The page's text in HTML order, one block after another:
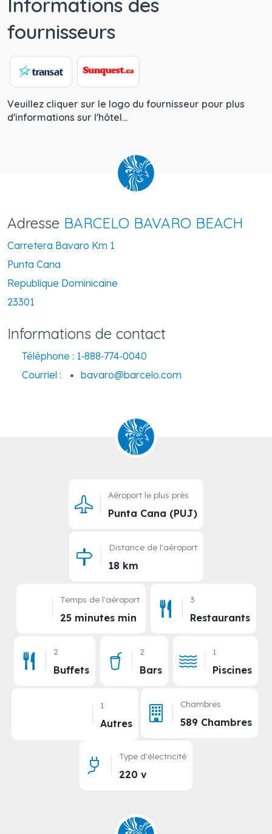
fournisseurs
Veuillez cliquer sur le logo du fournisseur pour plus
d'informations sur l'hôtel...
Adresse BARCELO BAVARO BEACH
Carretera Bavaro Km 1
Punta Cana
Republique Dominicaine
23301
Informations de contact
Téléphone : 1‑888‑774‑0040
Courriel :
bavaro@barcelo.com
Aéroport le plus près
Punta Cana (PUJ)
Distance de l'aéroport
18 km
Temps de l'aéroport
25 minutes min
3
Restaurants
2
Buffets
2
Bars
1
Piscines
1
Autres
Chambres
589 Chambres
Type d'électricité
220 v